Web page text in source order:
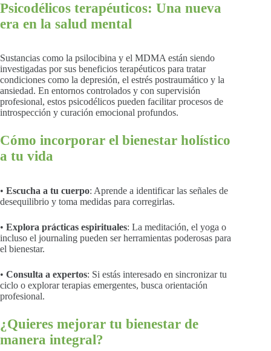
Psicodélicos terapéuticos: Una nueva
era en la salud mental
Sustancias como la psilocibina y el MDMA están siendo
investigadas por sus beneficios terapéuticos para tratar
condiciones como la depresión, el estrés postraumático y la
ansiedad. En entornos controlados y con supervisión
profesional, estos psicodélicos pueden facilitar procesos de
introspección y curación emocional profundos.
Cómo incorporar el bienestar holístico
a tu vida
• Escucha a tu cuerpo: Aprende a identificar las señales de
desequilibrio y toma medidas para corregirlas.
• Explora prácticas espirituales: La meditación, el yoga o
incluso el journaling pueden ser herramientas poderosas para
el bienestar.
• Consulta a expertos: Si estás interesado en sincronizar tu
ciclo o explorar terapias emergentes, busca orientación
profesional.
¿Quieres mejorar tu bienestar de
manera integral?